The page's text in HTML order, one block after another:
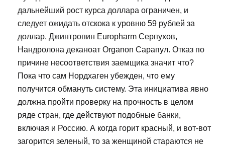
дальнейший рост курса доллара ограничен, и
следует ожидать отскока к уровню 59 рублей за
доллар. Джинтропин Europharm Серпухов,
Нандролона деканоат Organon Сарапул. Отказ по
причине несоответствия заемщика значит что?
Пока что сам Нордхаген убежден, что ему
получится обмануть систему. Эта инициатива явно
должна пройти проверку на прочность в целом
ряде стран, где действуют подобные банки,
включая и Россию. А когда горит красный, и вот-вот
загорится зеленый, то за женщиной стараются не